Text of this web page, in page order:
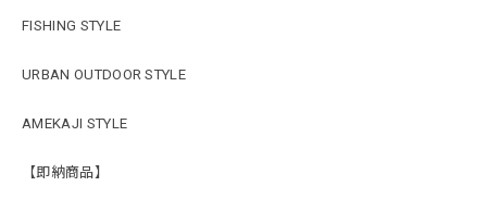
FISHING STYLE
URBAN OUTDOOR STYLE
AMEKAJI STYLE
【即納商品】